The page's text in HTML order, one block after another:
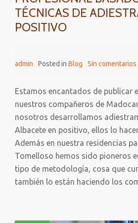
TÉCNICAS DE
POSITIVO
admin Posted in Blog Sin comentarios
Estamos encantados de publicar
nuestros compañeros de
nosotros desarrollamos
Albacete en positivo, ellos lo
Además en nuestra residencias
Tomelloso hemos sido pioneros
tipo de metodología, cosa que
también lo están haciendo los